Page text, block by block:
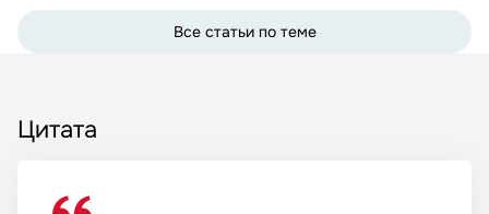
Все статьи по теме
Цитата